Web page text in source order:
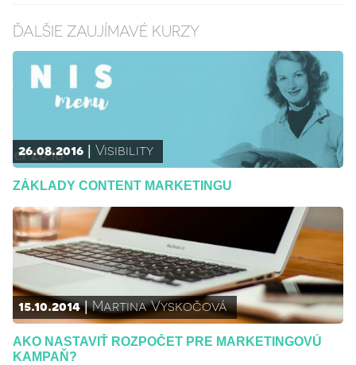
ĎALŠIE ZAUJÍMAVÉ KURZY
26.08.2016 Visibility
ZÁKLADY CONTENT MARKETINGU
15.10.2014 Martina Vyskočová
AKO NASTAVIŤ ROZPOČET PRE MARKETINGOVÚ
KAMPAŇ?